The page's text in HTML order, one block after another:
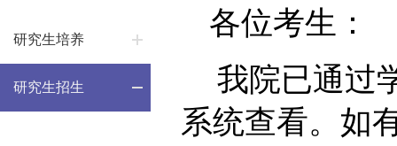
研究生培养
研究生招生
各位考生：
我院已通过
系统查看。如